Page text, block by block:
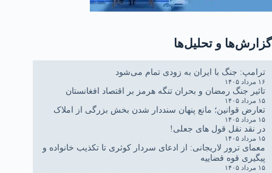
گزارش‌ها و تحلیل‌ها
ترامپ: جنگ با ایران به زودی تمام می‌شود
۱۶ مرداد ۱۴۰۵
تاثیر جنگ رمضان و بحران تنگه هرمز بر اقتصاد افغانستان
۱۵ مرداد ۱۴۰۵
تعارض قوانین؛ مانع پنهان سنددار شدن بخش بزرگی از املاک
۱۵ مرداد ۱۴۰۵
در نقد نقل قول های جعلی!
۱۵ مرداد ۱۴۰۵
معمای ترور لاریجانی: از ادعای سردار کوثری تا تکذیب خانواده و
پیگیری قوه قضاییه
۱۵ مرداد ۱۴۰۵